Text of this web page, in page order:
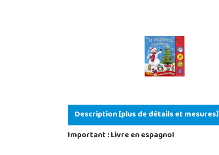
Description [plus de détails et mesures]
Important : Livre en espagnol